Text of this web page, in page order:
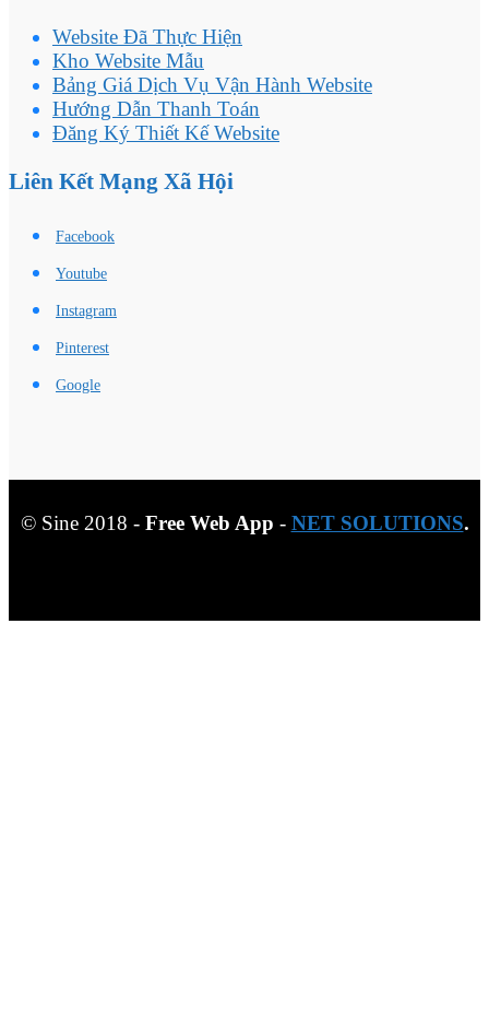
Website Đã Thực Hiện
Kho Website Mẫu
Bảng Giá Dịch Vụ Vận Hành Website
Hướng Dẫn Thanh Toán
Đăng Ký Thiết Kế Website
Liên Kết Mạng Xã Hội
Facebook
Youtube
Instagram
Pinterest
Google
© Sine 2018 - Free Web App - NET SOLUTIONS.